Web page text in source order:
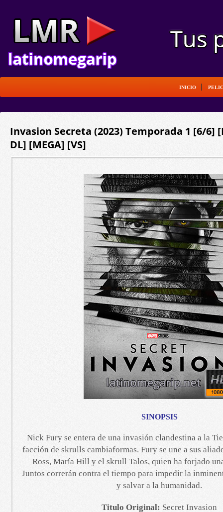
INICIO
Invasion Secreta (2023) Temporada 1 [6/6]
DL] [MEGA] [VS]
SINOPSIS
Nick Fury se entera de una invasión clandestina a la
facción de skrulls cambiaformas. Fury se une a sus
Ross, María Hill y el skrull Talos, quien ha forjado
Juntos correrán contra el tiempo para impedir la
y salvar a la humanidad.
Titulo Original: Secret Invasion